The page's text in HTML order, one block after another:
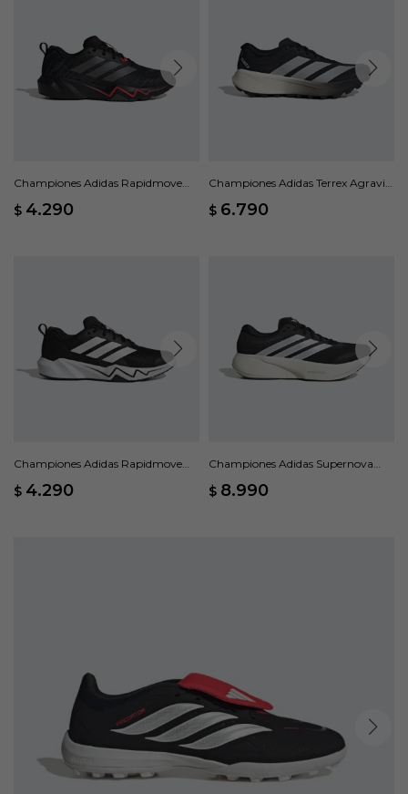
Championes Adidas Rapidmove
$ 4.290
Championes Adidas Terrex Agravic
$ 6.790
Championes Adidas Rapidmove
$ 4.290
Championes Adidas Supernova
$ 8.990